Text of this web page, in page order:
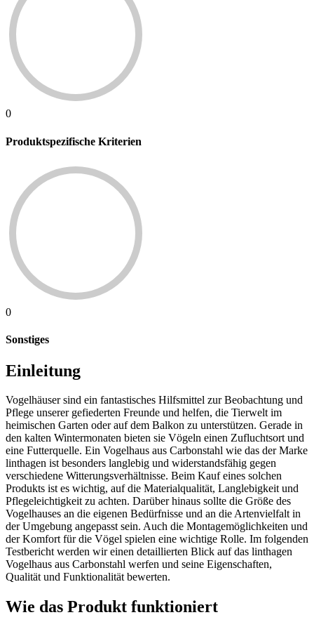
0
Produktspezifische Kriterien
0
Sonstiges
Einleitung
Vogelhäuser sind ein fantastisches Hilfsmittel zur Beobachtung und
Pflege unserer gefiederten Freunde und helfen, die Tierwelt im
heimischen Garten oder auf dem Balkon zu unterstützen. Gerade in
den kalten Wintermonaten bieten sie Vögeln einen Zufluchtsort und
eine Futterquelle. Ein Vogelhaus aus Carbonstahl wie das der Marke
linthagen ist besonders langlebig und widerstandsfähig gegen
verschiedene Witterungsverhältnisse. Beim Kauf eines solchen
Produkts ist es wichtig, auf die Materialqualität, Langlebigkeit und
Pflegeleichtigkeit zu achten. Darüber hinaus sollte die Größe des
Vogelhauses an die eigenen Bedürfnisse und an die Artenvielfalt in
der Umgebung angepasst sein. Auch die Montagemöglichkeiten und
der Komfort für die Vögel spielen eine wichtige Rolle. Im folgenden
Testbericht werden wir einen detaillierten Blick auf das linthagen
Vogelhaus aus Carbonstahl werfen und seine Eigenschaften,
Qualität und Funktionalität bewerten.
Wie das Produkt funktioniert